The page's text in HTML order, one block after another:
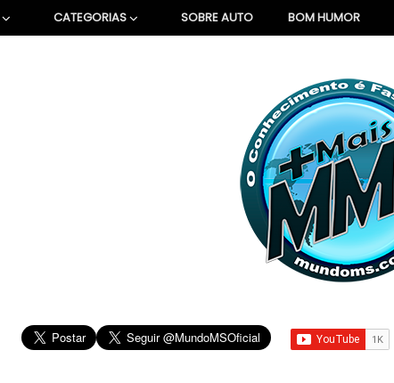
CATEGORIAS SOBRE AUTO BOM HUMOR